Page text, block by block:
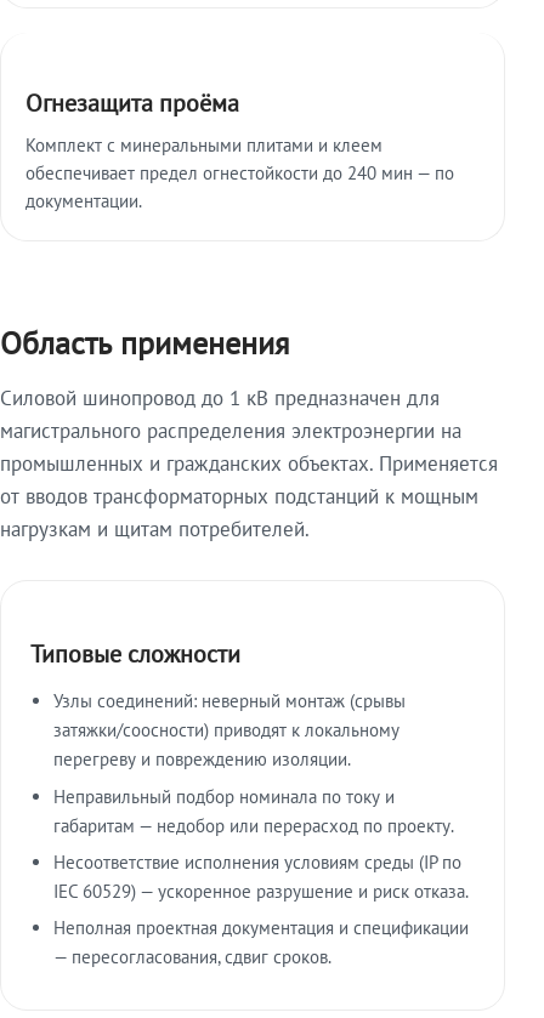
Огнезащита проёма
Комплект с минеральными плитами и клеем
обеспечивает предел огнестойкости до 240 мин — по
документации.
Область применения
Силовой шинопровод до 1 кВ предназначен для
магистрального распределения электроэнергии на
промышленных и гражданских объектах. Применяется
от вводов трансформаторных подстанций к мощным
нагрузкам и щитам потребителей.
Типовые сложности
Узлы соединений: неверный монтаж (срывы
затяжки/соосности) приводят к локальному
перегреву и повреждению изоляции.
Неправильный подбор номинала по току и
габаритам — недобор или перерасход по проекту.
Несоответствие исполнения условиям среды (IP по
IEC 60529) — ускоренное разрушение и риск отказа.
Неполная проектная документация и спецификации
— пересогласования, сдвиг сроков.